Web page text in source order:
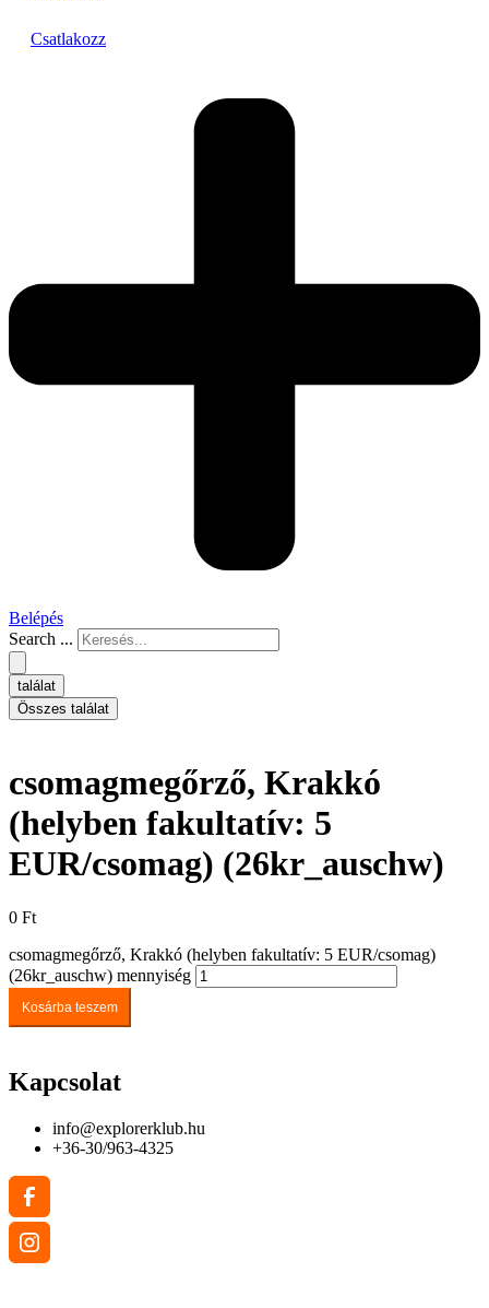
Csatlakozz
Belépés
Search ...
találat
Összes találat
csomagmegőrző, Krakkó
(helyben fakultatív: 5
EUR/csomag) (26kr_auschw)
0 Ft
csomagmegőrző, Krakkó (helyben fakultatív: 5 EUR/csomag)
(26kr_auschw) mennyiség
Kosárba teszem
Kapcsolat
info@explorerklub.hu
+36-30/963-4325